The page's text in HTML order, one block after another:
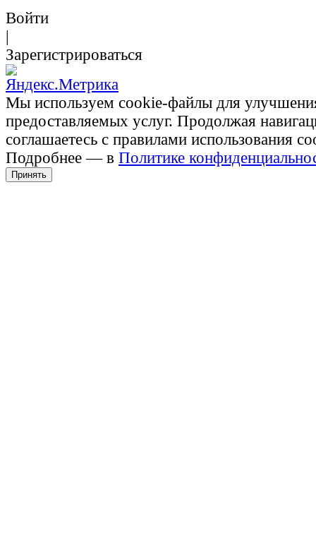
Войти
|
Зарегистрироваться
Мы используем cookie-файлы для
предоставляемых услуг. Продолжая
соглашаетесь с правилами использования
Подробнее — в Политике
Принять